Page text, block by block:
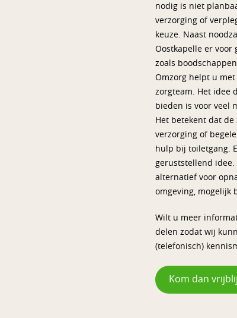
nodig is niet
verzorging of
keuze. Naast
Oostkapelle er voor
zoals
Omzorg helpt u
zorgteam. Het idee
bieden is voor veel
Het betekent dat
verzorging of
hulp bij toiletgang.
geruststellend idee.
alternatief voor
omgeving, mogelijk
Wilt u meer
delen zodat wij
(telefonisch)
Kom dan